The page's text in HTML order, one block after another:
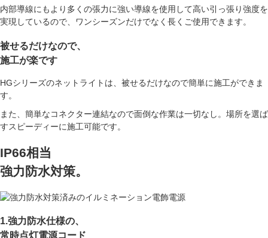
内部導線にもより多くの張力に強い導線を使用して高い引っ張り強度を
実現しているので、
ワンシーズンだけでなく長くご使用できます。
被せるだけなので、
施工が楽です
HGシリーズのネットライトは、被せるだけなので簡単に施工ができま
す。
また、簡単なコネクター連結なので面倒な作業は一切なし。 場所を選ば
すスピーディーに施工可能です。
IP66相当
強力防水対策。
1.強力防水仕様の、
常時点灯電源コード